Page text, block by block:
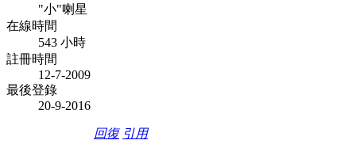
"小"喇星
在線時間
543 小時
註冊時間
12-7-2009
最後登錄
20-9-2016
回復 引用